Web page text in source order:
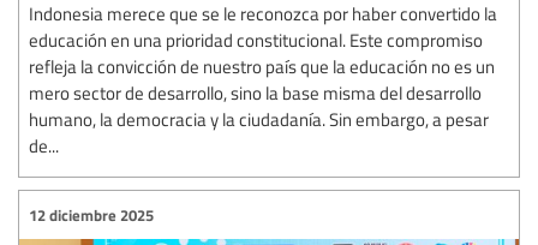
Indonesia merece que se le reconozca por haber convertido la
educación en una prioridad constitucional. Este compromiso
refleja la convicción de nuestro país que la educación no es un
mero sector de desarrollo, sino la base misma del desarrollo
humano, la democracia y la ciudadanía. Sin embargo, a pesar
de...
12 diciembre 2025